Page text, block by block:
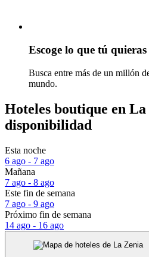
Escoge lo que tú quieras
Busca entre más de un millón
mundo.
Hoteles boutique en
disponibilidad
Esta noche
6 ago - 7 ago
Mañana
7 ago - 8 ago
Este fin de semana
7 ago - 9 ago
Próximo fin de semana
14 ago - 16 ago